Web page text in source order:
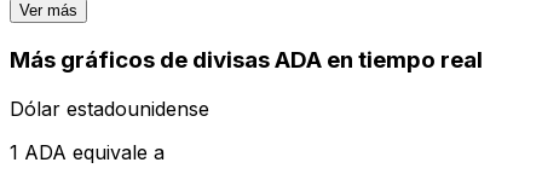
Ver más
Más gráficos de divisas ADA en tiempo real
Dólar estadounidense
1 ADA equivale a